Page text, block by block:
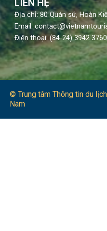
Địa chỉ: 80 Quán sứ, Hoàn
Email:
Điện thoại: (84-24) 3942 3760
© Trung tâm Thông tin du
Nam